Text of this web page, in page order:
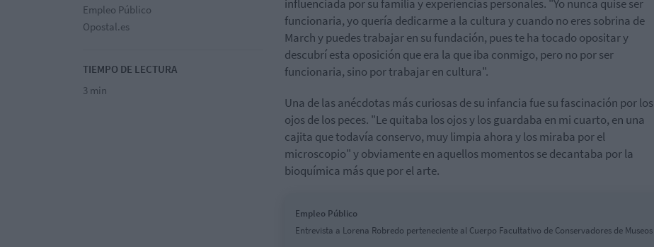
Empleo Público
Opostal.es
TIEMPO DE LECTURA
3 min
influenciada por su familia y experiencias personales. "Yo nunca quise ser
funcionaria, yo quería dedicarme a la cultura y cuando no eres sobrina de
March y puedes trabajar en su fundación, pues te ha tocado opositar y
descubrí esta oposición que era la que iba conmigo, pero no por ser
funcionaria, sino por trabajar en cultura".
Una de las anécdotas más curiosas de su infancia fue su fascinación por los
ojos de los peces. "Le quitaba los ojos y los guardaba en mi cuarto, en una
cajita que todavía conservo, muy limpia ahora y los miraba por el
microscopio" y obviamente en aquellos momentos se decantaba por la
bioquímica más que por el arte.
Empleo Público
Entrevista a Lorena Robredo perteneciente al Cuerpo Facultativo de Conservadores de Museos